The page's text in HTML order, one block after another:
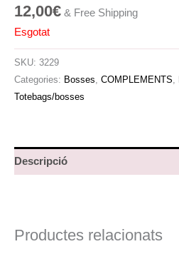
12,00€ & Free Shipping
Esgotat
SKU: 3229
Categories: Bosses COMPLEMENTS
Totebags/bosses
Descripció
Productes relacionats